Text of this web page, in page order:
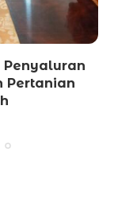
Penyaluran
Pertanian